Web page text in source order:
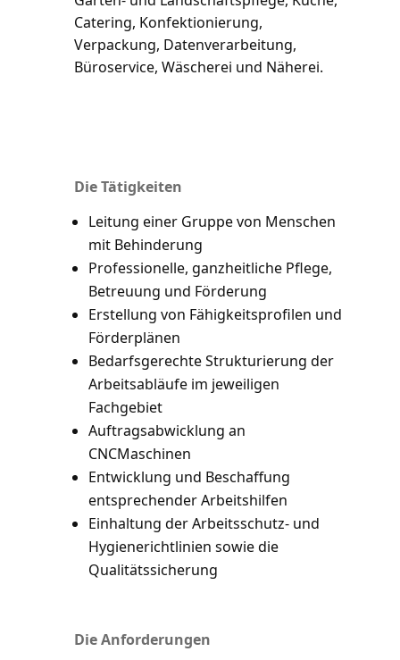
Catering, Konfektionierung,
Verpackung, Datenverarbeitung,
Büroservice, Wäscherei und Näherei.
Die Tätigkeiten
Leitung einer Gruppe von Menschen
mit Behinderung
Professionelle, ganzheitliche Pflege,
Betreuung und Förderung
Erstellung von Fähigkeitsprofilen und
Förderplänen
Bedarfsgerechte Strukturierung der
Arbeitsabläufe im jeweiligen
Fachgebiet
Auftragsabwicklung an
CNCMaschinen
Entwicklung und Beschaffung
entsprechender Arbeitshilfen
Einhaltung der Arbeitsschutz- und
Hygienerichtlinien sowie die
Qualitätssicherung
Die Anforderungen